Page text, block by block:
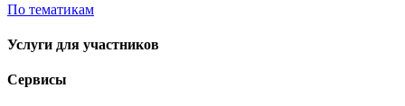
По тематикам
Услуги для участников
Сервисы